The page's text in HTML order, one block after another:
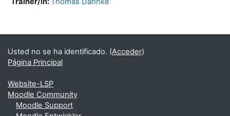
Bloques suplementarios
Usted no se ha identificado. (Acceder)
Página Principal
Website-LSP
Moodle Community
Moodle Support